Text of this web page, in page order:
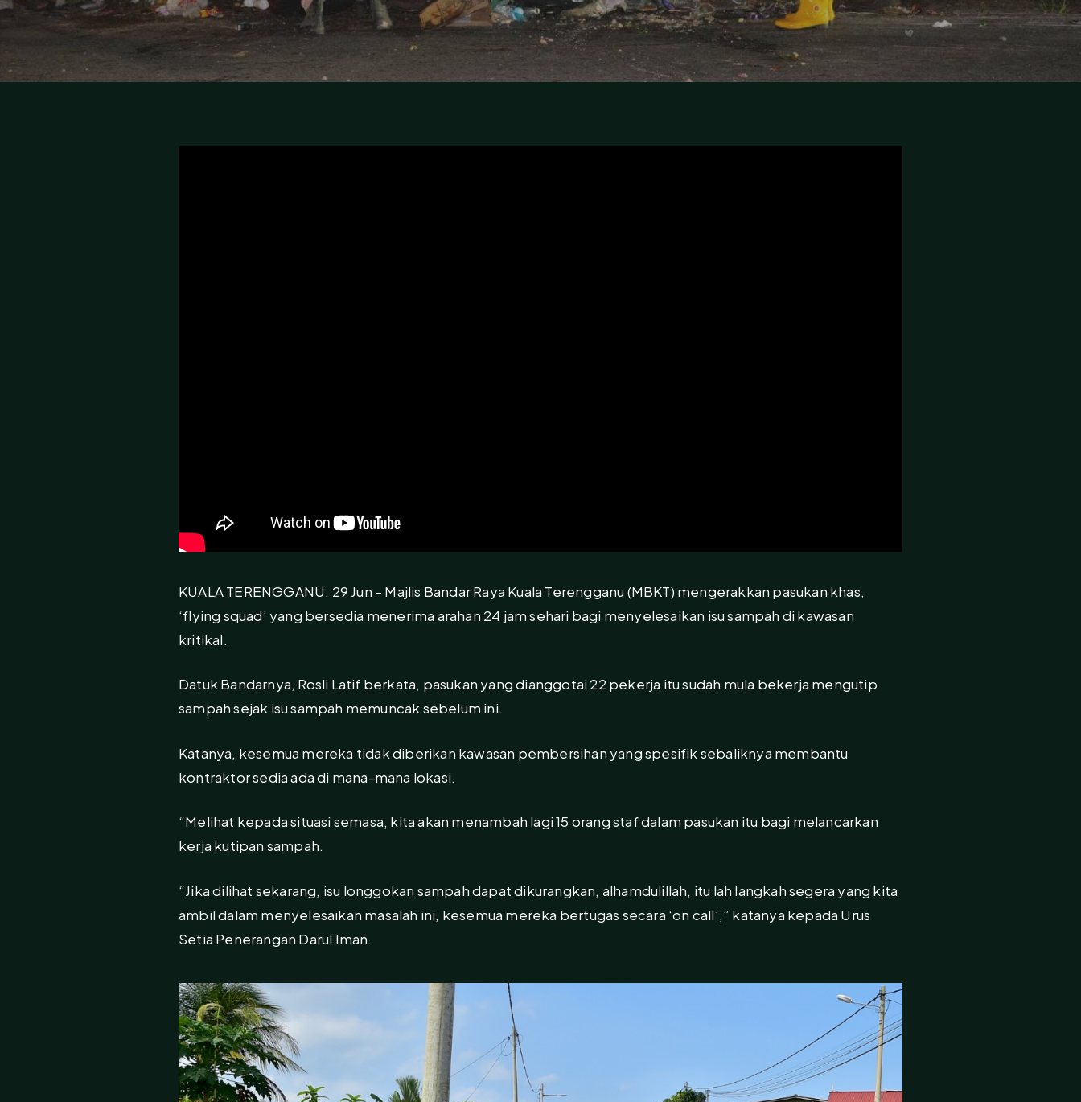
KUALA TERENGGANU, 29 Jun – Majlis Bandar Raya Kuala Terengganu (MBKT) mengerakkan pasukan khas,
‘flying squad’ yang bersedia menerima arahan 24 jam sehari bagi menyelesaikan isu sampah di kawasan
kritikal.
Datuk Bandarnya, Rosli Latif berkata, pasukan yang dianggotai 22 pekerja itu sudah mula bekerja mengutip
sampah sejak isu sampah memuncak sebelum ini.
Katanya, kesemua mereka tidak diberikan kawasan pembersihan yang spesifik sebaliknya membantu
kontraktor sedia ada di mana-mana lokasi.
“Melihat kepada situasi semasa, kita akan menambah lagi 15 orang staf dalam pasukan itu bagi melancarkan
kerja kutipan sampah.
“Jika dilihat sekarang, isu longgokan sampah dapat dikurangkan, alhamdulillah, itu lah langkah segera yang kita
ambil dalam menyelesaikan masalah ini, kesemua mereka bertugas secara ‘on call’,” katanya kepada Urus
Setia Penerangan Darul Iman.